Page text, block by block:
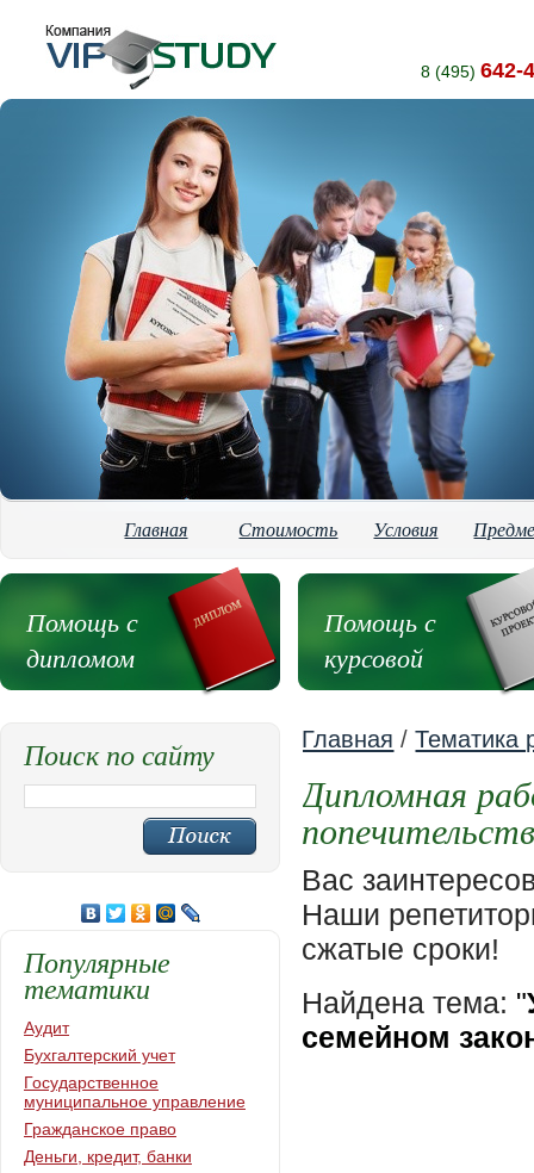
8 (495) 642-
Главная Стоимость Условия
Помощь с
дипломом
Помощь с
курсовой
Главная /Тематика
Дипломная
Вас
Наши
сжатые сроки!
Найдена тема: "
семейном
Поиск по сайту
Популярные
тематики
Аудит
Бухгалтерский учет
Государственное
муниципальное управление
Гражданское право
Деньги, кредит, банки